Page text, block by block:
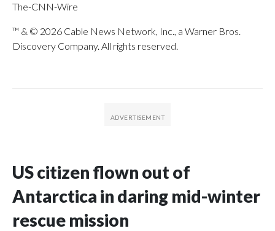
The-CNN-Wire
™ & © 2026 Cable News Network, Inc., a Warner Bros.
Discovery Company. All rights reserved.
US citizen flown out of
Antarctica in daring mid-winter
rescue mission